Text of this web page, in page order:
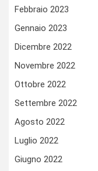
Febbraio 2023
Gennaio 2023
Dicembre 2022
Novembre 2022
Ottobre 2022
Settembre 2022
Agosto 2022
Luglio 2022
Giugno 2022